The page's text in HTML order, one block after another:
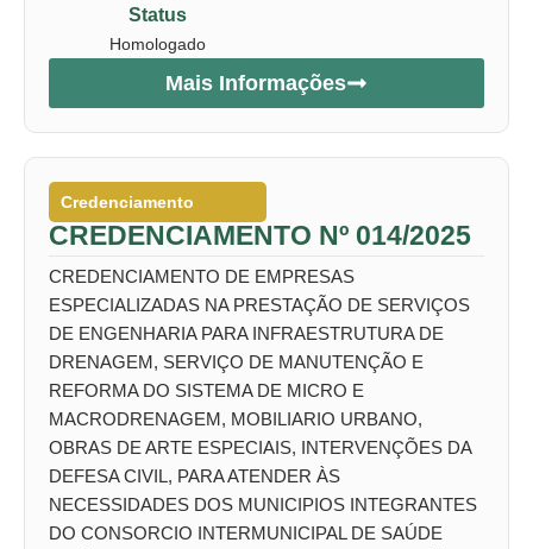
Status
Homologado
Mais Informações
Credenciamento
CREDENCIAMENTO Nº 014/2025
CREDENCIAMENTO DE EMPRESAS
ESPECIALIZADAS NA PRESTAÇÃO DE SERVIÇOS
DE ENGENHARIA PARA INFRAESTRUTURA DE
DRENAGEM, SERVIÇO DE MANUTENÇÃO E
REFORMA DO SISTEMA DE MICRO E
MACRODRENAGEM, MOBILIARIO URBANO,
OBRAS DE ARTE ESPECIAIS, INTERVENÇÕES DA
DEFESA CIVIL, PARA ATENDER ÀS
NECESSIDADES DOS MUNICIPIOS INTEGRANTES
DO CONSORCIO INTERMUNICIPAL DE SAÚDE